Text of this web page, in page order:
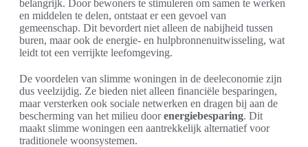
belangrijk. Door bewoners te stimuleren om samen te werken
en middelen te delen, ontstaat er een gevoel van
gemeenschap. Dit bevordert niet alleen de nabijheid tussen
buren, maar ook de energie- en hulpbronnenuitwisseling, wat
leidt tot een verrijkte leefomgeving.
De voordelen van slimme woningen in de deeleconomie zijn
dus veelzijdig. Ze bieden niet alleen financiële besparingen,
maar versterken ook sociale netwerken en dragen bij aan de
bescherming van het milieu doorenergiebesparing. Dit
maakt slimme woningen een aantrekkelijk alternatief voor
traditionele woonsystemen.